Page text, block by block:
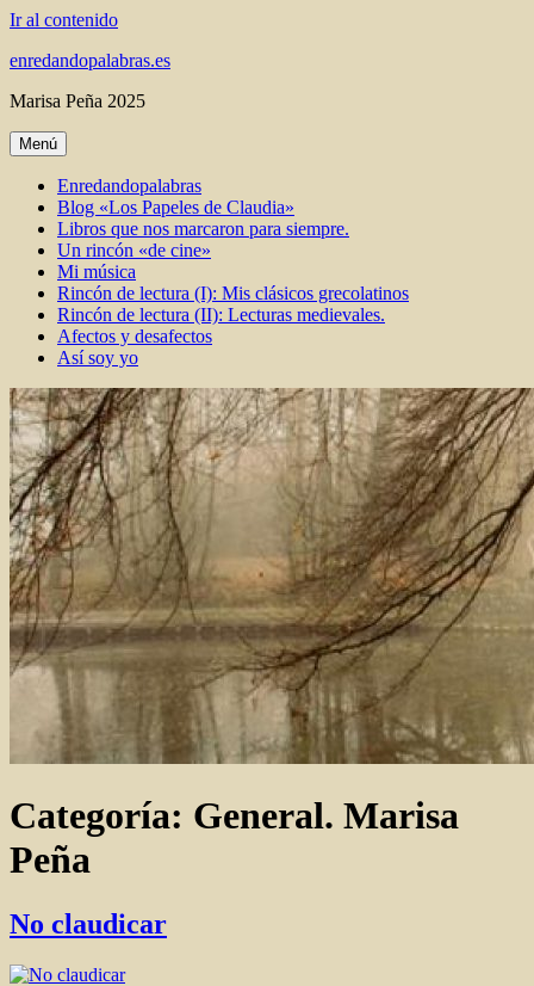
Ir al contenido
enredandopalabras.es
Marisa Peña 2025
Menú
Enredandopalabras
Blog «Los Papeles de Claudia»
Libros que nos marcaron para siempre.
Un rincón «de cine»
Mi música
Rincón de lectura (I): Mis clásicos grecolatinos
Rincón de lectura (II): Lecturas medievales.
Afectos y desafectos
Así soy yo
Categoría: General. Marisa
Peña
No claudicar